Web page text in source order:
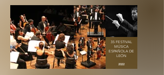
35 FESTIVAL
MÚSICA
ESPAÑOLA DE
LEÓN
2022